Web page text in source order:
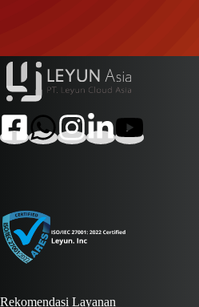
Rekomendasi Layanan